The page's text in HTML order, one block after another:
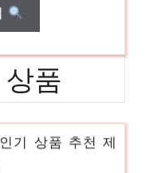
품
기 상품 추천 제